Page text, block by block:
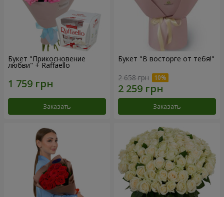
Букет "Прикосновение
любви" + Raffaello
Заказать
Букет "В восторге от тебя!"
2 658 грн
Заказать